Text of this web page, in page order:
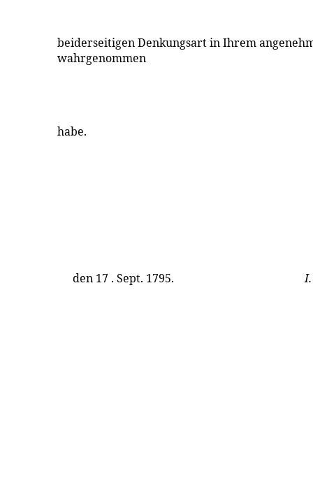
beiderseitigen Denkungsart in Ihrem
wahrgenommen
habe.
den 17 . Sept. 1795.